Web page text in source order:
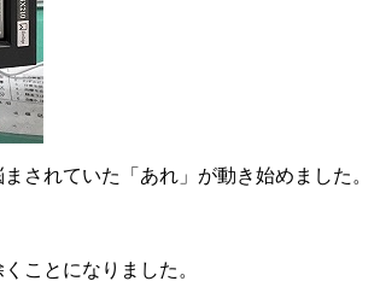
されていた「あれ」が動き始めました。
ことになりました。